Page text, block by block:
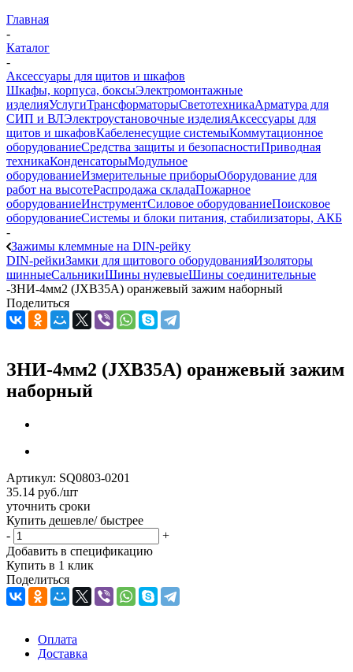
Главная
-
Каталог
-
Аксессуары для щитов и шкафов
Шкафы, корпуса, боксыЭлектромонтажные
изделияУслугиТрансформаторыСветотехникаАрматура для
СИП и ВЛЭлектроустановочные изделияАксессуары для
щитов и шкафовКабеленесущие системыКоммутационное
оборудованиеСредства защиты и безопасностиПриводная
техникаКонденсаторыМодульное
оборудованиеИзмерительные приборыОборудование для
работ на высотеРаспродажа складаПожарное
оборудованиеИнструментСиловое оборудованиеПоисковое
оборудованиеСистемы и блоки питания, стабилизаторы, АКБ
-
Зажимы клеммные на DIN-рейку
DIN-рейкиЗамки для щитового оборудованияИзоляторы
шинныеСальникиШины нулевыеШины соединительные
-ЗНИ-4мм2 (JXB35А) оранжевый зажим наборный
Поделиться
ЗНИ-4мм2 (JXB35А) оранжевый зажим
наборный
Артикул: SQ0803-0201
35.14 руб./шт
уточнить сроки
Купить дешевле/ быстрее
-
+
Добавить в спецификацию
Купить в 1 клик
Поделиться
Оплата
Доставка